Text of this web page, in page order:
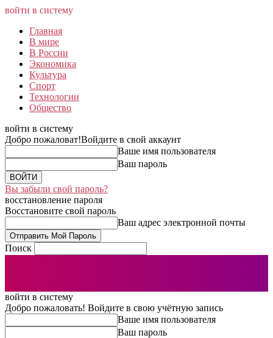
войти в систему
Главная
В мире
В России
Экономика
Культура
Спорт
Технологии
Общество
войти в систему
Добро пожаловат!Войдите в свой аккаунт
Ваше имя пользователя
Ваш пароль
Вы забыли свой пароль?
восстановление пароля
Восстановите свой пароль
Ваш адрес электронной почты
Поиск
войти в систему
Добро пожаловать! Войдите в свою учётную запись
Ваше имя пользователя
Ваш пароль